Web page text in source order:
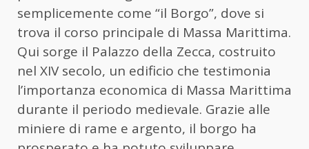
semplicemente come “il Borgo”, dove si
trova il corso principale di Massa Marittima.
Qui sorge il Palazzo della Zecca, costruito
nel XIV secolo, un edificio che testimonia
l’importanza economica di Massa Marittima
durante il periodo medievale. Grazie alle
miniere di rame e argento, il borgo ha